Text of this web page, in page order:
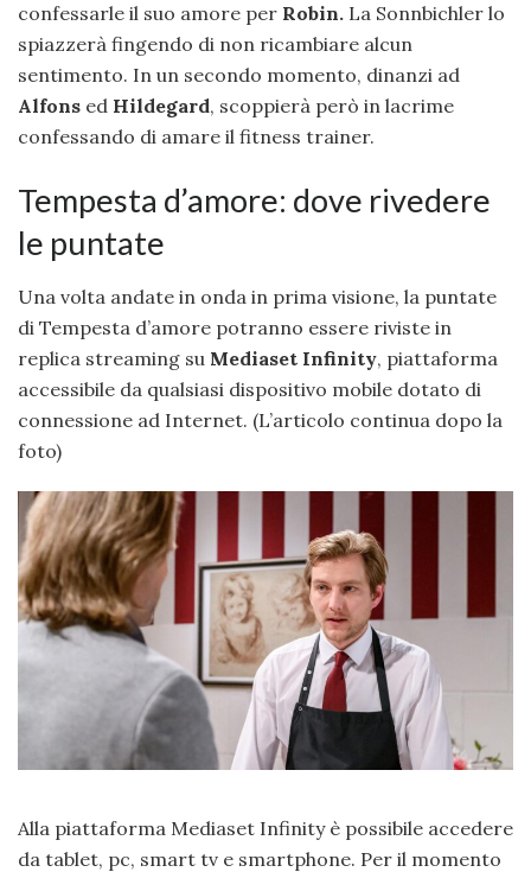
confessarle il suo amore per Robin. La Sonnbichler lo
spiazzerà fingendo di non ricambiare alcun
sentimento. In un secondo momento, dinanzi ad
Alfons ed Hildegard, scoppierà però in lacrime
confessando di amare il fitness trainer.
Tempesta d’amore: dove rivedere
le puntate
Una volta andate in onda in prima visione, la puntate
di Tempesta d’amore potranno essere riviste in
replica streaming su Mediaset Infinity, piattaforma
accessibile da qualsiasi dispositivo mobile dotato di
connessione ad Internet. (L’articolo continua dopo la
foto)
Alla piattaforma Mediaset Infinity è possibile accedere
da tablet, pc, smart tv e smartphone. Per il momento